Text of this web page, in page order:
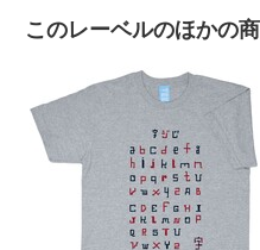
このレーベルのほかの